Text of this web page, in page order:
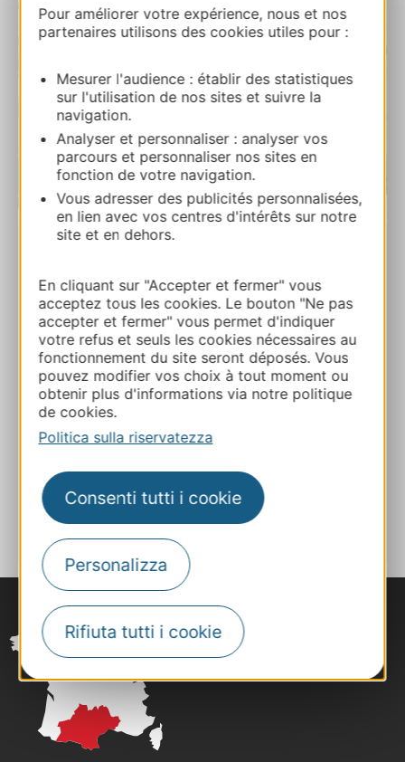
Pour améliorer votre expérience, nous et nos
partenaires utilisons des cookies utiles pour :
Mesurer l'audience : établir des statistiques
sur l'utilisation de nos sites et suivre la
navigation.
Analyser et personnaliser : analyser vos
parcours et personnaliser nos sites en
fonction de votre navigation.
Vous adresser des publicités personnalisées,
en lien avec vos centres d'intérêts sur notre
site et en dehors.
En cliquant sur "Accepter et fermer" vous
acceptez tous les cookies. Le bouton "Ne pas
accepter et fermer" vous permet d'indiquer
votre refus et seuls les cookies nécessaires au
fonctionnement du site seront déposés. Vous
pouvez modifier vos choix à tout moment ou
obtenir plus d'informations via notre politique
de cookies.
Politica sulla riservatezza
Consenti tutti i cookie
Personalizza
Rifiuta tutti i cookie
Leaflet| Map data © OpenStreetMap contributors
15 Lot. du Frêne 12210 LAGUIOLE
Calcola il tuo percorso
+33631036944
E-mail
AGGIUNGI
AL TACCUINO